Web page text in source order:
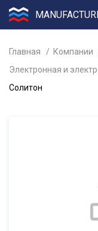
Главная
Компании
Электронная и
Солитон